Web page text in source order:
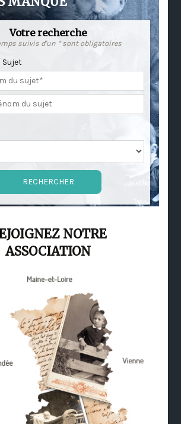
Votre recherche
suivis d'un * sont obligatoires
Sujet
NOTRE
ASSOCIATION